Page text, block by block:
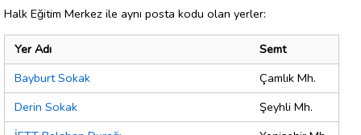
Halk Eğitim Merkez ile aynı posta kodu olan yerler:
Yer Adı
Semt
Bayburt Sokak
Çamlık Mh.
Derin Sokak
Şeyhli Mh.